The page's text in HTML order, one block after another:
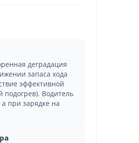
деградация
запаса хода
эффективной
подогрев). Водитель
при зарядке на